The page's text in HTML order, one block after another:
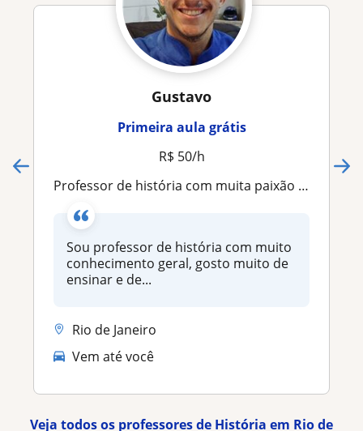
Gustavo
Primeira aula grátis
R$ 50/h
Professor de história com muita paixão e conhecimento
Sou professor de história com muito
conhecimento geral, gosto muito de
ensinar e de...
Rio de Janeiro
Vem até você
Veja todos os professores de História em Rio de